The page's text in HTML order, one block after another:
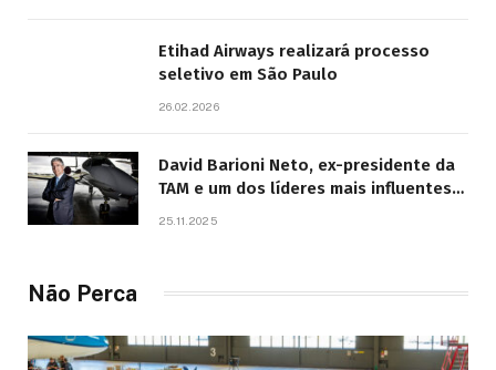
Etihad Airways realizará processo
seletivo em São Paulo
26.02.2026
David Barioni Neto, ex-presidente da
TAM e um dos líderes mais influentes
25.11.2025
Não Perca